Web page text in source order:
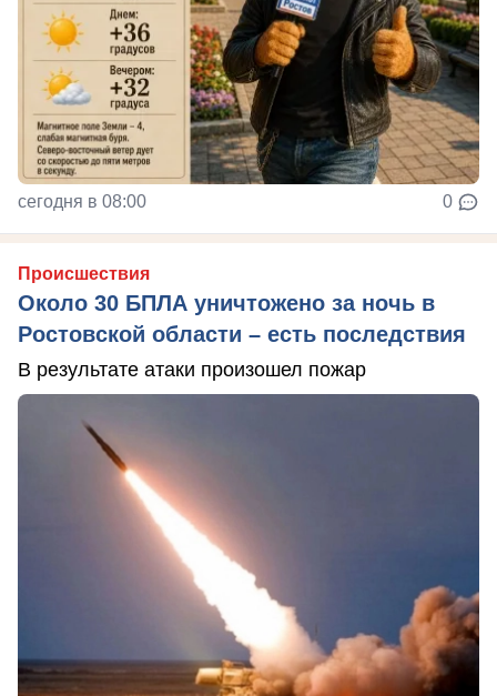
сегодня в 08:00 0
Происшествия
Около 30 БПЛА уничтожено за ночь в
Ростовской области – есть последствия
В результате атаки произошел пожар